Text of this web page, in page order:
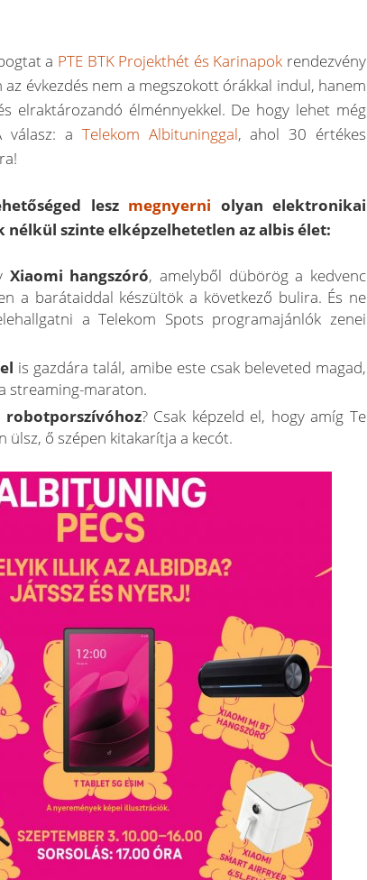
a PTE BTK Projekthét és Karinapok rendezvény
az évkezdés nem a megszokott órákkal indul, hanem
elraktározandó élménnyekkel. De hogy lehet még
válasz: a Telekom Albituninggal, ahol 30 értékes
lesz megnyerni olyan elektronikai
nélkül szinte elképzelhetetlen az albis élet:
Xiaomi hangszóró, amelyből dübörög a kedvenc
a barátaiddal készültök a következő bulira. És ne
a Telekom Spots programajánlók zenei
is gazdára talál, amibe este csak beleveted magad,
streaming-maraton.
robotporszívóhoz? Csak képzeld el, hogy amíg Te
ülsz, ő szépen kitakarítja a kecót.